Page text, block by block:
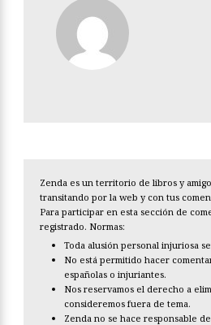
Zenda es un territorio de libros y
transitando por la web y con tus
Para participar en esta sección de
registrado. Normas:
Toda alusión personal injuriosa
No está permitido hacer
españolas o injuriantes.
Nos reservamos el derecho a
consideremos fuera de tema.
Zenda no se hace responsable